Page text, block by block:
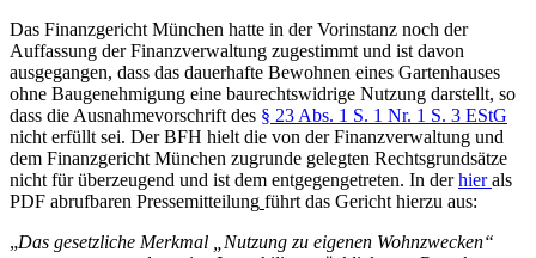
Das Finanzgericht München hatte in der Vorinstanz noch der
Auffassung der Finanzverwaltung zugestimmt und ist davon
ausgegangen, dass das dauerhafte Bewohnen eines Gartenhauses
ohne Baugenehmigung eine baurechtswidrige Nutzung darstellt, so
dass die Ausnahmevorschrift des § 23 Abs. 1 S. 1 Nr. 1 S. 3 EStG
nicht erfüllt sei. Der BFH hielt die von der Finanzverwaltung und
dem Finanzgericht München zugrunde gelegten Rechtsgrundsätze
nicht für überzeugend und ist dem entgegengetreten. In derhierals
PDF abrufbaren Pressemitteilung führt das Gericht hierzu aus:
„Das gesetzliche Merkmal „Nutzung zu eigenen Wohnzwecken“